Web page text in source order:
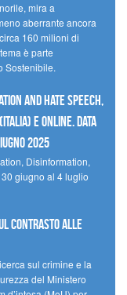
mira a
aberrante ancora
160 milioni di
è parte
Sostenibile.
and Hate Speech,
e online. Data
2025
Disinformation,
giugno al 4 luglio
contrasto alle
sul crimine e la
del Ministero